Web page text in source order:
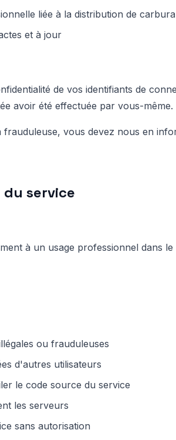
liée à la distribution de
et à jour
de vos identifiants de
avoir été effectuée par vous-même.
frauduleuse, vous devez nous en
service
à un usage professionnel dans
ou frauduleuses
d'autres utilisateurs
le code source du service
les serveurs
sans autorisation